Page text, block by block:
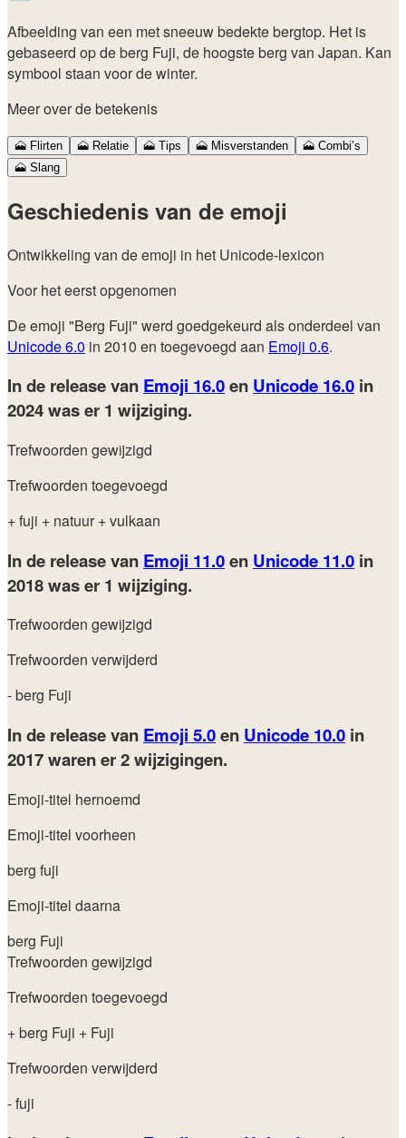
Afbeelding van een met sneeuw bedekte bergtop. Het is
gebaseerd op de berg Fuji, de hoogste berg van Japan. Kan
symbool staan voor de winter.
Meer over de betekenis
🗻 Flirten 🗻 Relatie 🗻 Tips 🗻 Misverstanden 🗻 Combi’s
🗻 Slang
Geschiedenis van de emoji
Ontwikkeling van de emoji in het Unicode-lexicon
Voor het eerst opgenomen
De emoji "Berg Fuji" werd goedgekeurd als onderdeel van
Unicode 6.0 in 2010 en toegevoegd aan Emoji 0.6.
In de release van Emoji 16.0en Unicode 16.0 in
2024was er 1 wijziging.
Trefwoorden gewijzigd
Trefwoorden toegevoegd
+ fuji + natuur + vulkaan
In de release van Emoji 11.0en Unicode 11.0 in
2018was er 1 wijziging.
Trefwoorden gewijzigd
Trefwoorden verwijderd
- berg Fuji
In de release van Emoji 5.0en Unicode 10.0 in
2017waren er 2 wijzigingen.
Emoji-titel hernoemd
Emoji-titel voorheen
berg fuji
Emoji-titel daarna
berg Fuji
Trefwoorden gewijzigd
Trefwoorden toegevoegd
+ berg Fuji + Fuji
Trefwoorden verwijderd
- fuji